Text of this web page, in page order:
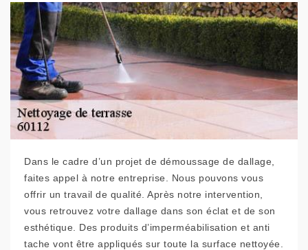
Dans le cadre d’un projet de démoussage de dallage,
faites appel à notre entreprise. Nous pouvons vous
offrir un travail de qualité. Après notre intervention,
vous retrouvez votre dallage dans son éclat et de son
esthétique. Des produits d’imperméabilisation et anti
tache vont être appliqués sur toute la surface nettoyée.